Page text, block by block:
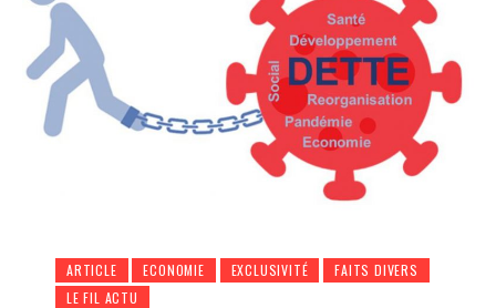
ARTICLE ECONOMIE EXCLUSIVITÉ
FAITS DIVERS
LE FIL ACTU